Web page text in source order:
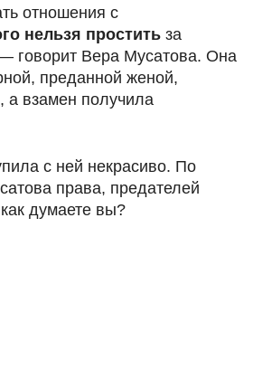
отношения с
нельзя простить за
говорит Вера Мусатова. Она
преданной женой,
взамен получила
с ней некрасиво. По
права, предателей
думаете вы?